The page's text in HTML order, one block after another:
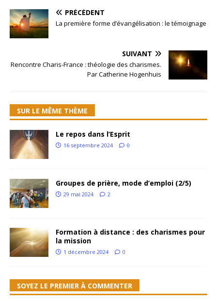
PRÉCÉDENT
La première forme d’évangélisation : le témoignage
SUIVANT
Rencontre Charis-France : théologie des charismes.
Par Catherine Hogenhuis
SUR LE MÊME THÈME
Le repos dans l’Esprit
16 septembre 2024 0
Groupes de prière, mode d’emploi (2/5)
29 mai 2024 2
Formation à distance : des charismes pour
la mission
1 décembre 2024 0
SOYEZ LE PREMIER À COMMENTER